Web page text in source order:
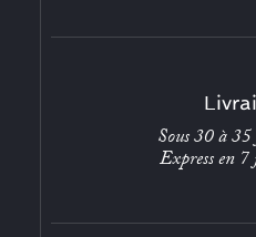
Sous 30 à 35
Express en 7